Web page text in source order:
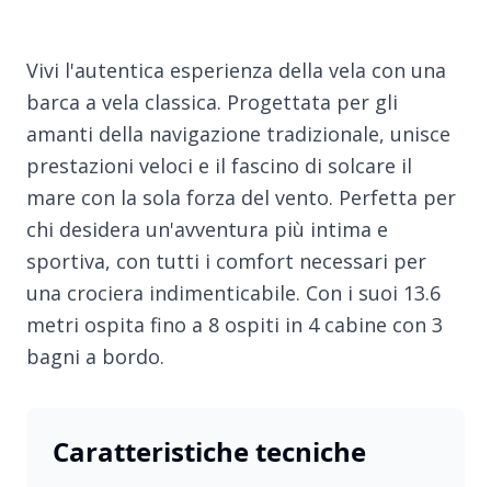
Vivi l'autentica esperienza della vela con una
barca a vela classica. Progettata per gli
amanti della navigazione tradizionale, unisce
prestazioni veloci e il fascino di solcare il
mare con la sola forza del vento. Perfetta per
chi desidera un'avventura più intima e
sportiva, con tutti i comfort necessari per
una crociera indimenticabile. Con i suoi 13.6
metri ospita fino a 8 ospiti in 4 cabine con 3
bagni a bordo.
Caratteristiche tecniche